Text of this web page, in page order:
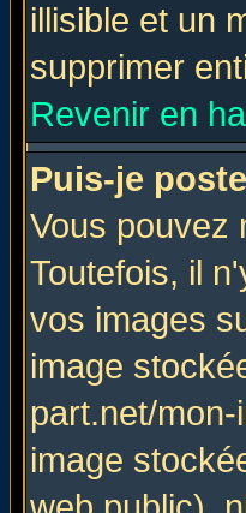
illisible et un
supprimer
Revenir en
Puis-je
Vous pouvez
Toutefois, il
vos images
image
part.net/
image